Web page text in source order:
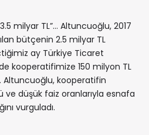
milyar TL”… Altuncuoğlu, 2017
bütçenin 2.5 milyar TL
ay Türkiye Ticaret
kooperatifimize 150 milyon TL
Altuncuoğlu, kooperatifin
ve düşük faiz oranlarıyla esnafa
vurguladı.